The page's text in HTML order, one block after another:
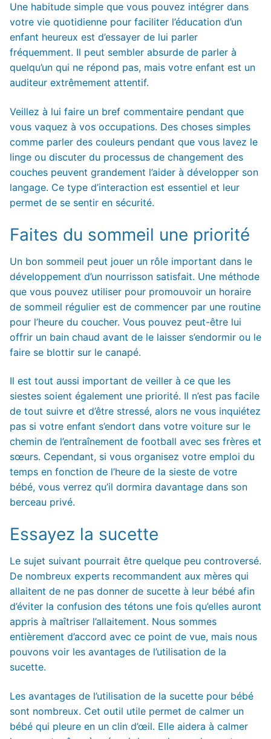
Une habitude simple que vous pouvez intégrer dans
votre vie quotidienne pour faciliter l’éducation d’un
enfant heureux est d’essayer de lui parler
fréquemment. Il peut sembler absurde de parler à
quelqu’un qui ne répond pas, mais votre enfant est un
auditeur extrêmement attentif.
Veillez à lui faire un bref commentaire pendant que
vous vaquez à vos occupations. Des choses simples
comme parler des couleurs pendant que vous lavez le
linge ou discuter du processus de changement des
couches peuvent grandement l’aider à développer son
langage. Ce type d’interaction est essentiel et leur
permet de se sentir en sécurité.
Faites du sommeil une priorité
Un bon sommeil peut jouer un rôle important dans le
développement d’un nourrisson satisfait. Une méthode
que vous pouvez utiliser pour promouvoir un horaire
de sommeil régulier est de commencer par une routine
pour l’heure du coucher. Vous pouvez peut-être lui
offrir un bain chaud avant de le laisser s’endormir ou le
faire se blottir sur le canapé.
Il est tout aussi important de veiller à ce que les
siestes soient également une priorité. Il n’est pas facile
de tout suivre et d’être stressé, alors ne vous inquiétez
pas si votre enfant s’endort dans votre voiture sur le
chemin de l’entraînement de football avec ses frères et
sœurs. Cependant, si vous organisez votre emploi du
temps en fonction de l’heure de la sieste de votre
bébé, vous verrez qu’il dormira davantage dans son
berceau privé.
Essayez la sucette
Le sujet suivant pourrait être quelque peu controversé.
De nombreux experts recommandent aux mères qui
allaitent de ne pas donner de sucette à leur bébé afin
d’éviter la confusion des tétons une fois qu’elles auront
appris à maîtriser l’allaitement. Nous sommes
entièrement d’accord avec ce point de vue, mais nous
pouvons voir les avantages de l’utilisation de la
sucette.
Les avantages de l’utilisation de la sucette pour bébé
sont nombreux. Cet outil utile permet de calmer un
bébé qui pleure en un clin d’œil. Elle aidera à calmer